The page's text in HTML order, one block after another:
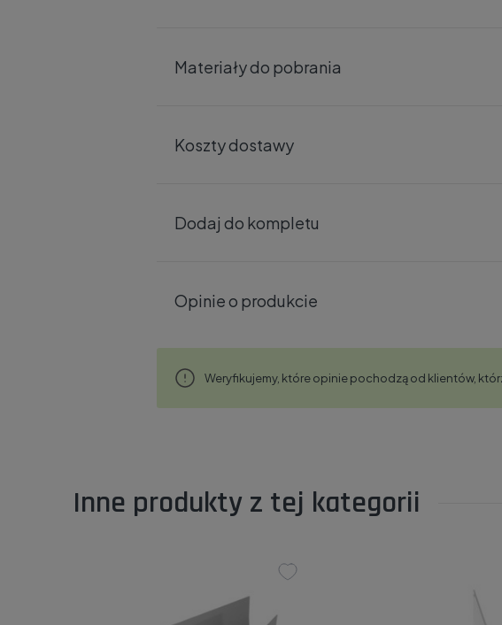
Materiały do pobrania
Koszty dostawy
Dodaj do kompletu
Opinie o produkcie
Weryfikujemy, które opinie pochodzą od klientów,
Inne produkty z tej kategorii